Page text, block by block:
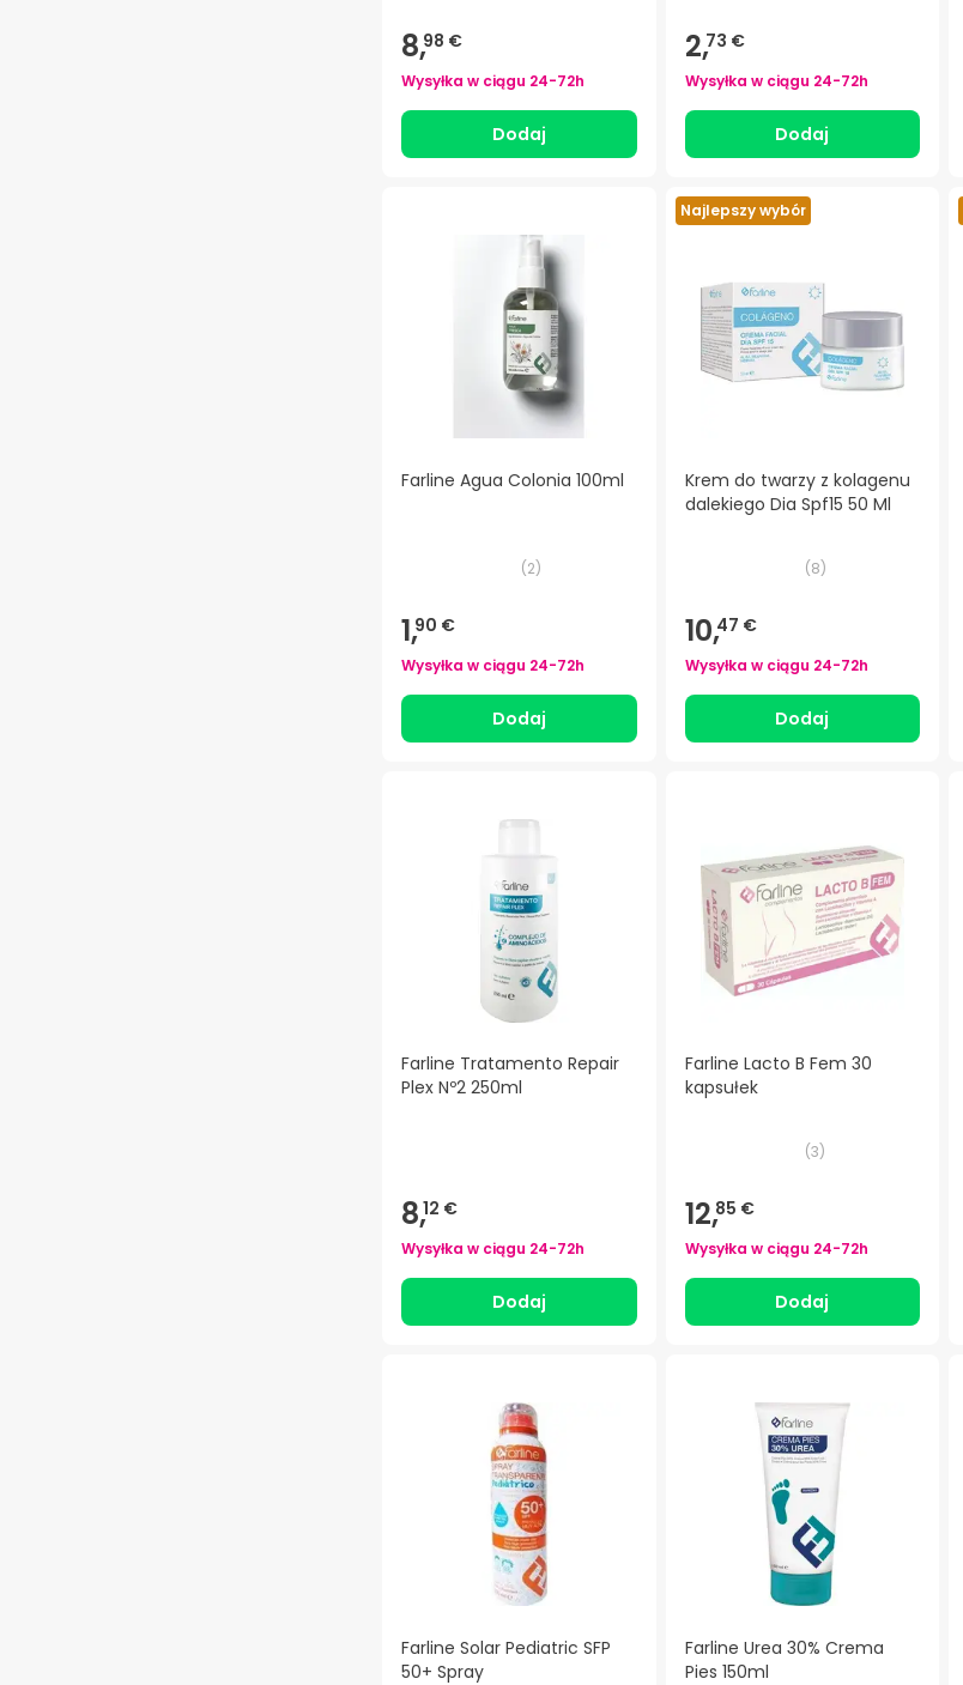
8,98 €
Wysyłka w ciągu 24-72h
Dodaj
2,73 €
Wysyłka w ciągu 24-72h
Dodaj
Farline Agua Colonia 100ml
(2)
1,90 €
Wysyłka w ciągu 24-72h
Dodaj
Najlepszy wybór
Krem do twarzy z kolagenu
dalekiego Dia Spf15 50 Ml
(8)
10,47 €
Wysyłka w ciągu 24-72h
Dodaj
Farline Tratamento Repair
Plex Nº2 250ml
8,12 €
Wysyłka w ciągu 24-72h
Dodaj
Farline Lacto B Fem 30
kapsułek
(3)
12,85 €
Wysyłka w ciągu 24-72h
Dodaj
Farline Solar Pediatric SFP
50+ Spray
Farline Urea 30% Crema
Pies 150ml